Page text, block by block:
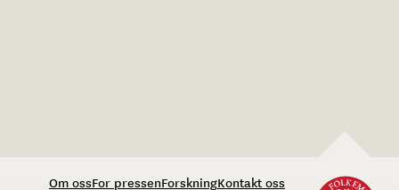
Om ossFor pressenForskningKontakt oss